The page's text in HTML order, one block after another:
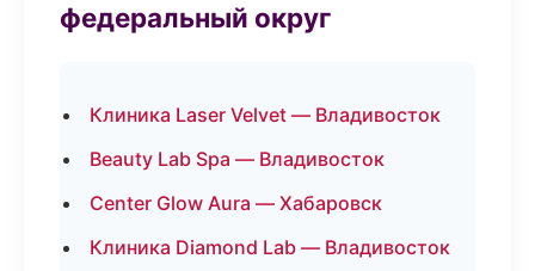
федеральный округ
Клиника Laser Velvet — Владивосток
Beauty Lab Spa — Владивосток
Center Glow Aura — Хабаровск
Клиника Diamond Lab — Владивосток